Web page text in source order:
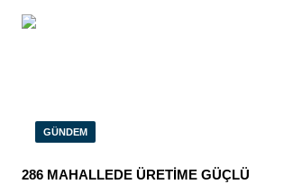
GÜNDEM
286 MAHALLEDE ÜRETİME GÜÇLÜ